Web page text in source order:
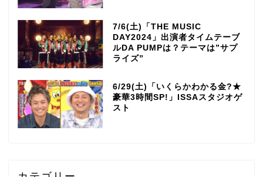
7/6(土)「THE MUSIC
DAY2024」出演者タイムテーブ
ルDA PUMPは？テーマは”サプ
ライズ”
6/29(土)「いくらかわかる金?★
豪華3時間SP!」ISSAスタジオゲ
スト